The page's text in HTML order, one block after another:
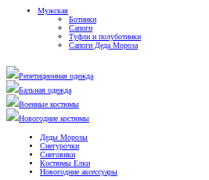
Мужская
Ботинки
Сапоги
Туфли и полуботинки
Сапоги Деда Мороза
Репетиционная одежда
Бальная одежда
Военные костюмы
Новогодние костюмы
Деды Морозы
Снегурочки
Снеговики
Костюмы Елки
Новогодние аксессуары